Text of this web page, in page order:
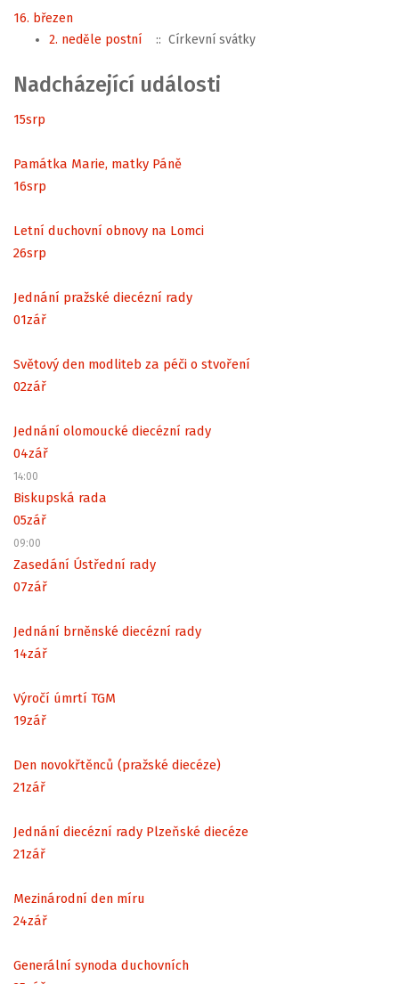
16. březen
2. neděle postní
:: Církevní svátky
Nadcházející události
15srp
Památka Marie, matky Páně
16srp
Letní duchovní obnovy na Lomci
26srp
Jednání pražské diecézní rady
01zář
Světový den modliteb za péči o stvoření
02zář
Jednání olomoucké diecézní rady
04zář
14:00
Biskupská rada
05zář
09:00
Zasedání Ústřední rady
07zář
Jednání brněnské diecézní rady
14zář
Výročí úmrtí TGM
19zář
Den novokřtěnců (pražské diecéze)
21zář
Jednání diecézní rady Plzeňské diecéze
21zář
Mezinárodní den míru
24zář
Generální synoda duchovních